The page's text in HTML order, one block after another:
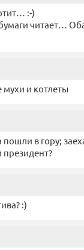
:-)
читает…
мухи и котлеты
пошли в гору;
президент?
:)